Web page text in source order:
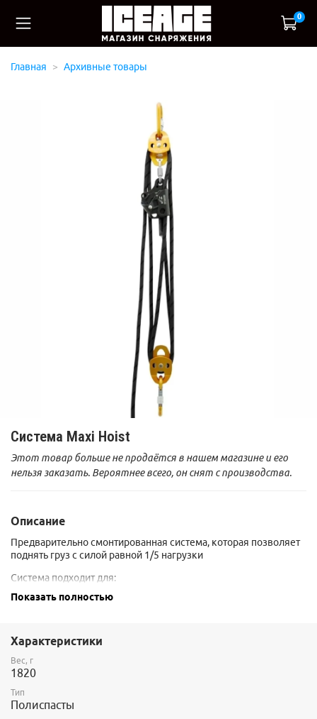
0
Главная Архивные товары
Система Maxi Hoist
Этот товар больше не продаётся в нашем магазине и его
нельзя заказать. Вероятнее всего, он снят с производства.
Описание
Предварительно смонтированная система, которая позволяет
поднять груз с силой равной 1/5 нагрузки
Система подходит для:
- эвакуации с канатных дорог;
Показать полностью
Характеристики
Вес, г
1820
Тип
Полиспасты